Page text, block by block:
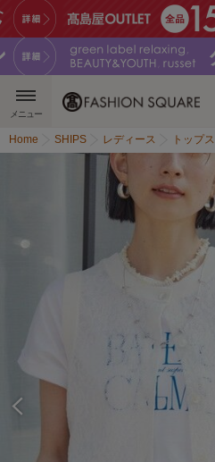
メニュー
Home SHIPS レディース トップス